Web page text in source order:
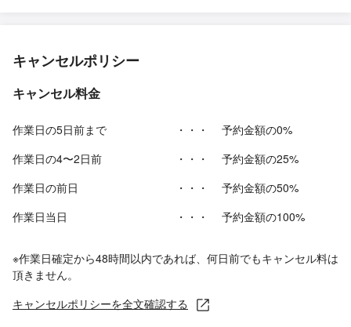
キャンセルポリシー
キャンセル料金
作業日の5日前まで ・・・
予約金額の0%
作業日の4〜2日前
・・・
予約金額の25%
作業日の前日
・・・
予約金額の50%
作業日当日
・・・ 予約金額の100%
※作業日確定から48時間以内であれば、何日前でもキャンセル料は
頂きません。
キャンセルポリシーを全文確認する